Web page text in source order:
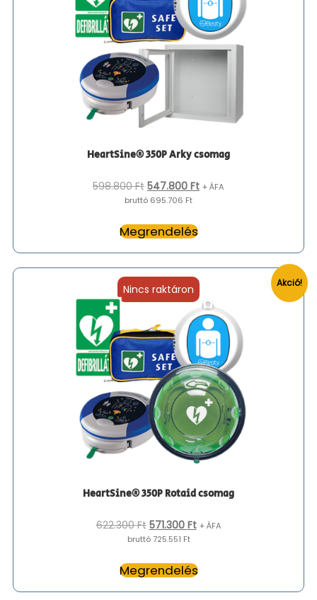
HeartSine® 350P Arky csomag
598.800Ft Original
price
598.800 Ft.
547.800 FtCurrent
+ ÁFA
bruttó 695.706 Ft
Megrendelés
Nincs raktáron Akció!
HeartSine® 350P Rotaid csomag
622.300Ft Original
price
622.300 Ft.
571.300 FtCurrent
571.300 Ft.
+ ÁFA
bruttó 725.551 Ft
Megrendelés